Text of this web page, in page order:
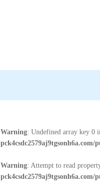
Warning: Undefined array key 0
Warning: Attempt to read